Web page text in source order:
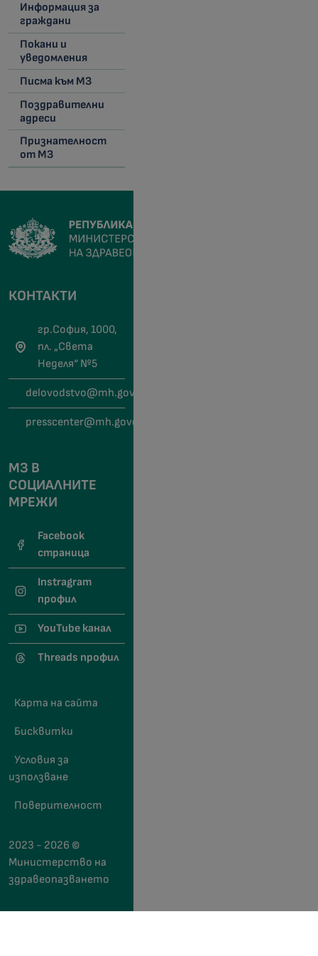
Информация за
граждани
Покани и
уведомления
Писма към МЗ
Поздравителни
адреси
Признателност
от МЗ
КОНТАКТИ
гр.София, 1000,
пл. „Света
Неделя“ №5
delovodstvo@mh.government.bg
presscenter@mh.government.bg
МЗ В
СОЦИАЛНИТЕ
МРЕЖИ
Facebook
страница
Instragram
профил
YouTube канал
Threads профил
Карта на сайта
Бисквитки
Условия за
използване
Поверителност
2023 - 2026 ©
Министерство на
здравеопазването